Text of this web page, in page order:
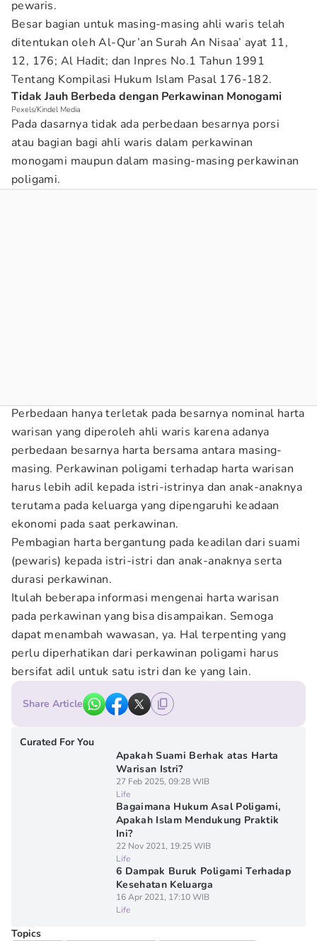
pewaris.
Besar bagian untuk masing-masing ahli waris telah
ditentukan oleh Al-Qur’an Surah An Nisaa’ ayat 11,
12, 176; Al Hadit; dan Inpres No.1 Tahun 1991
Tentang Kompilasi Hukum Islam Pasal 176-182.
Tidak Jauh Berbeda dengan Perkawinan Monogami
Pexels/Kindel Media
Pada dasarnya tidak ada perbedaan besarnya porsi
atau bagian bagi ahli waris dalam perkawinan
monogami maupun dalam masing-masing perkawinan
poligami.
Perbedaan hanya terletak pada besarnya nominal harta
warisan yang diperoleh ahli waris karena adanya
perbedaan besarnya harta bersama antara masing-
masing. Perkawinan poligami terhadap harta warisan
harus lebih adil kepada istri-istrinya dan anak-anaknya
terutama pada keluarga yang dipengaruhi keadaan
ekonomi pada saat perkawinan.
Pembagian harta bergantung pada keadilan dari suami
(pewaris) kepada istri-istri dan anak-anaknya serta
durasi perkawinan.
Itulah beberapa informasi mengenai harta warisan
pada perkawinan yang bisa disampaikan. Semoga
dapat menambah wawasan, ya. Hal terpenting yang
perlu diperhatikan dari perkawinan poligami harus
bersifat adil untuk satu istri dan ke yang lain.
Share Article
Curated For You
Apakah Suami Berhak atas Harta
Warisan Istri?
27 Feb 2025, 09:28 WIB
Life
Bagaimana Hukum Asal Poligami,
Apakah Islam Mendukung Praktik
Ini?
22 Nov 2021, 19:25 WIB
Life
6 Dampak Buruk Poligami Terhadap
Kesehatan Keluarga
16 Apr 2021, 17:10 WIB
Life
Topics